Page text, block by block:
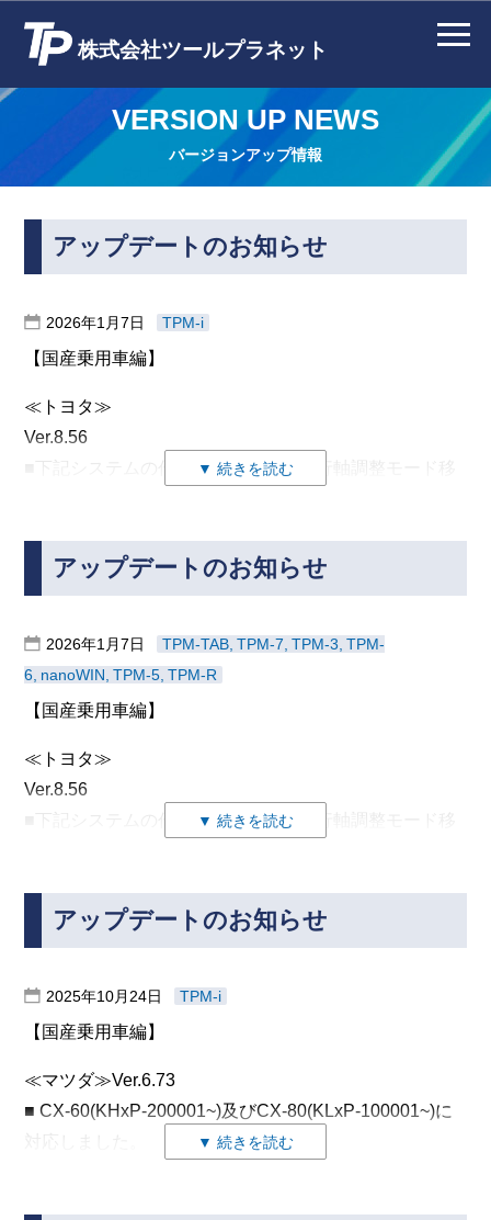
株式会社ツールプラネット
VERSION UP NEWS
バージョンアップ情報
アップデートのお知らせ
2026年1月7日 TPM-i
▼ 続きを読む
【国産乗用車編】
≪トヨタ≫
Ver.8.56
■下記システムの作業サポートに「走行軸調整モード移
前方レーダセンサ
ブラインドスポットモニター “A”
前側方レーダー “A”
前側方レーダー “B”
Ver.8.57
■「前方認識カメラ」作業サポートに「カメラ光軸調整
≪ホンダ≫
Ver.4.41
作業サポートが表示しない件について対応しました。
作業サポート項目「トルクセンサ学習」が表示されま
■下記システムの作業サポートに対応しました。
･ Auto Stop & Go (AS&G)
スターターカウンター初期化
･ ABS/ASC/ASTC/WSS
トバルブ液圧
･ 4WS/パワステ/チルト
センサー中立点学習 - トルクセンサー中立点
アップデートのお知らせ
2026年1月7日 TPM-TAB TPM-7 TPM-3 TPM-
6 nanoWIN TPM-5 TPM-R
▼ 続きを読む
【国産乗用車編】
≪トヨタ≫
Ver.8.56
■下記システムの作業サポートに「走行軸調整モード移
前方レーダセンサ
ブラインドスポットモニター “A”
前側方レーダー “A”
Ver.8.57
■「前方認識カメラ」作業サポートに「カメラ光軸調整
≪ホンダ≫
■アコードツアラー(2012年式)のシステム「EPS」にて
作業サポートが表示しない件について対応しました。
作業サポート項目「トルクセンサ学習」が表示されま
アップデートのお知らせ
2025年10月24日 TPM-i
▼ 続きを読む
【国産乗用車編】
≪マツダ≫Ver.6.73
■ CX-60(KHxP-200001~)及びCX-80(KLxP-100001~)に